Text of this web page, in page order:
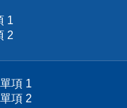
1
2
項 1
項 2